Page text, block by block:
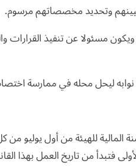
وتحديد مخصصاتهم مرسوم.
ويكون مسئولا عن تنفيذ
ليحل محله في ممارسة
المالية للهيئة من أول يوليو
فتبدأ من تاريخ العمل بهذا